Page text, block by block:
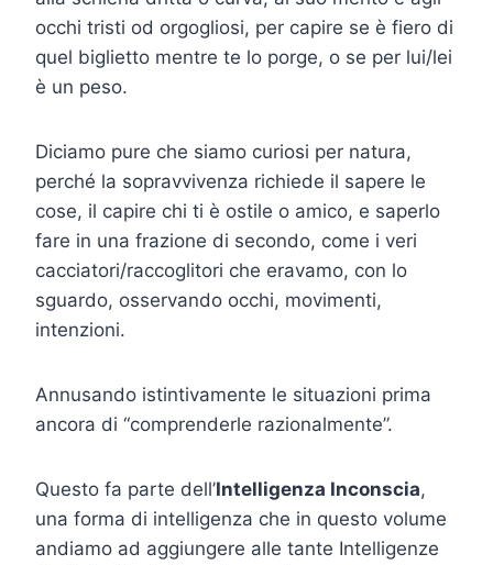
occhi tristi od orgogliosi, per capire se è fiero di
quel biglietto mentre te lo porge, o se per lui/lei
è un peso.
Diciamo pure che siamo curiosi per natura,
perché la sopravvivenza richiede il sapere le
cose, il capire chi ti è ostile o amico, e saperlo
fare in una frazione di secondo, come i veri
cacciatori/raccoglitori che eravamo, con lo
sguardo, osservando occhi, movimenti,
intenzioni.
Annusando istintivamente le situazioni prima
ancora di “comprenderle razionalmente”.
Questo fa parte dell’Intelligenza Inconscia,
una forma di intelligenza che in questo volume
andiamo ad aggiungere alle tante Intelligenze